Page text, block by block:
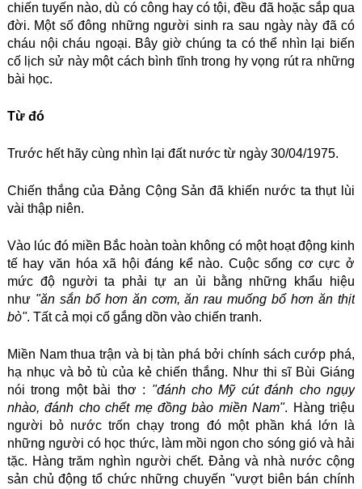
chiến tuyến nào, dù có công hay có tội, đều đã hoặc sắp qua
đời. Một số đông những người sinh ra sau ngày này đã có
cháu nội cháu ngoại. Bây giờ chúng ta có thể nhìn lại biến
cố lịch sử này một cách bình tĩnh trong hy vọng rút ra những
bài học.
Từ đó
Trước hết hãy cùng nhìn lại đất nước từ ngày 30/04/1975.
Chiến thắng của Đảng Cộng Sản đã khiến nước ta thụt lùi
vài thập niên.
Vào lúc đó miền Bắc hoàn toàn không có một hoạt động kinh
tế hay văn hóa xã hội đáng kể nào. Cuộc sống cơ cực ở
mức độ người ta phải tự an ủi bằng những khẩu hiệu
như "ăn sắn bổ hơn ăn cơm, ăn rau muống bổ hơn ăn thịt
bò". Tất cả mọi cố gắng dồn vào chiến tranh.
Miền Nam thua trận và bị tàn phá bởi chính sách cướp phá,
hạ nhục và bỏ tù của kẻ chiến thắng. Như thi sĩ Bùi Giáng
nói trong một bài thơ : "đánh cho Mỹ cút đánh cho ngụy
nhào, đánh cho chết mẹ đồng bào miền Nam". Hàng triệu
người bỏ nước trốn chạy trong đó một phần khá lớn là
những người có học thức, làm mồi ngon cho sóng gió và hải
tặc. Hàng trăm nghìn người chết. Đảng và nhà nước cộng
sản chủ động tổ chức những chuyến "vượt biên bán chính